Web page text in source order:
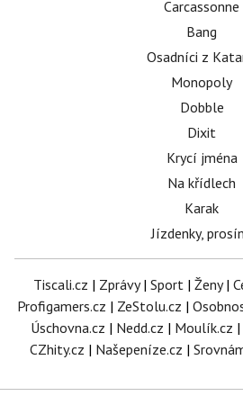
Carcassonne
Bang
Osadníci z
Monopoly
Dobble
Dixit
Krycí jména
Na křídlech
Karak
Jízdenky,
Tiscali.cz | Zprávy| Sport | Ženy|
Profigamers.cz | ZeStolu.cz |
Úschovna.cz | Nedd.cz | Moulík.cz |
CZhity.cz | Našepeníze.cz |